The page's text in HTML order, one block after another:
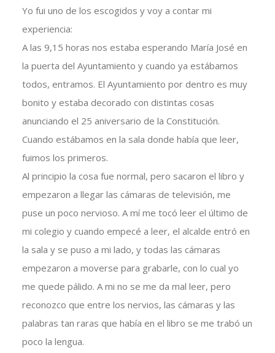
Yo fui uno de los escogidos y voy a contar mi
experiencia:
A las 9,15 horas nos estaba esperando María José en
la puerta del Ayuntamiento y cuando ya estábamos
todos, entramos. El Ayuntamiento por dentro es muy
bonito y estaba decorado con distintas cosas
anunciando el 25 aniversario de la Constitución.
Cuando estábamos en la sala donde había que leer,
fuimos los primeros.
Al principio la cosa fue normal, pero sacaron el libro y
empezaron a llegar las cámaras de televisión, me
puse un poco nervioso. A mí me tocó leer el último de
mi colegio y cuando empecé a leer, el alcalde entró en
la sala y se puso a mi lado, y todas las cámaras
empezaron a moverse para grabarle, con lo cual yo
me quede pálido. A mi no se me da mal leer, pero
reconozco que entre los nervios, las cámaras y las
palabras tan raras que había en el libro se me trabó un
poco la lengua.